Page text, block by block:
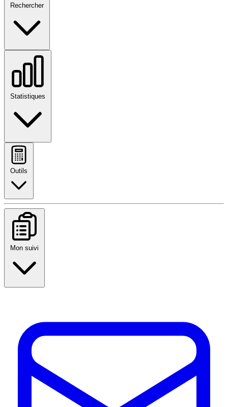
Rechercher
Statistiques
Outils
Mon suivi